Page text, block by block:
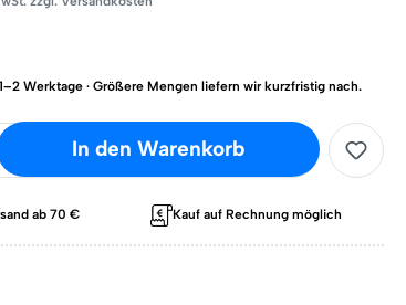
Werktage · Größere Mengen liefern wir kurzfristig nach.
In den Warenkorb
ab 70 € Kauf auf Rechnung möglich